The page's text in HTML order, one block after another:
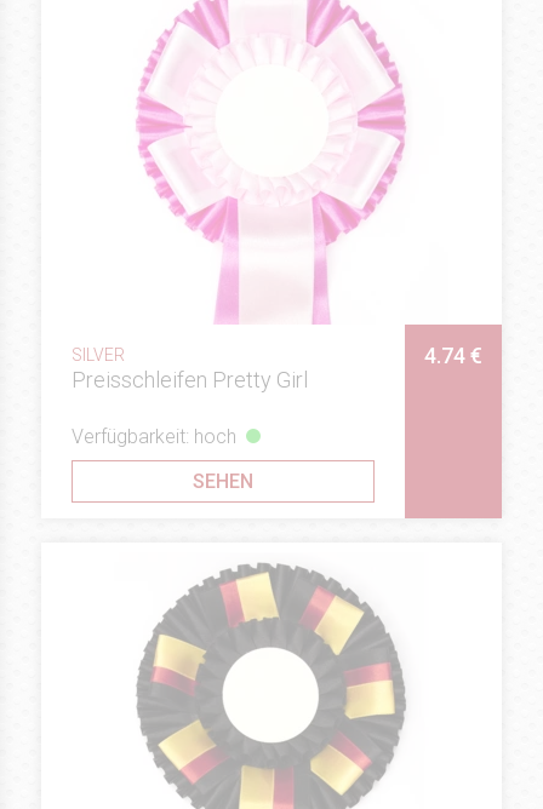
SILVER
Preisschleifen Pretty Girl
4.74 €
Verfügbarkeit: hoch
SEHEN